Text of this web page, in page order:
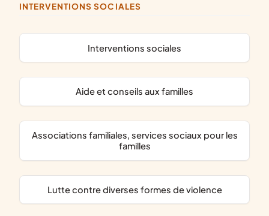
INTERVENTIONS SOCIALES
interventions sociales
aide et conseils aux familles
associations familiales, services sociaux pour les
familles
lutte contre diverses formes de violence